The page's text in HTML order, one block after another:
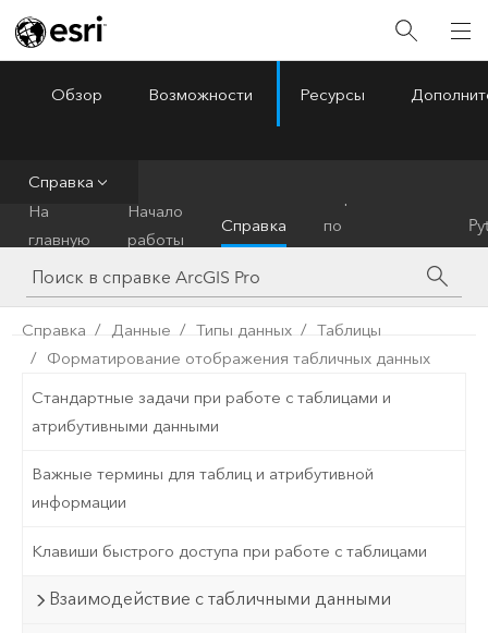
ArcGIS Pro
Обзор Возможности Ресурсы
Справка
На
главную
Начало
работы
Справка
по
инструментам
Справка Данные Типы данных
Таблицы
Форматирование отображения табличных данных
Стандартные задачи при работе с таблицами и
атрибутивными данными
Важные термины для таблиц и атрибутивной
информации
Клавиши быстрого доступа при работе с таблицами
Взаимодействие с табличными данными